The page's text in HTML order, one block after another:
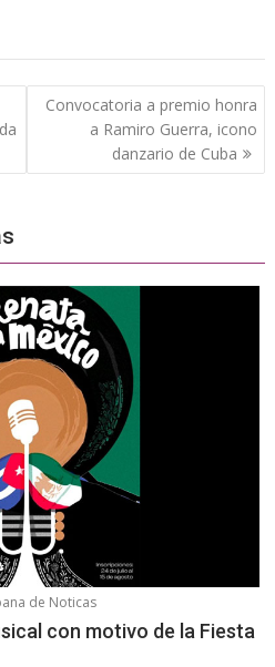
Convocatoria a premio honra
a Ramiro Guerra, icono
danzario de Cuba
de Noticas
con motivo de la Fiesta